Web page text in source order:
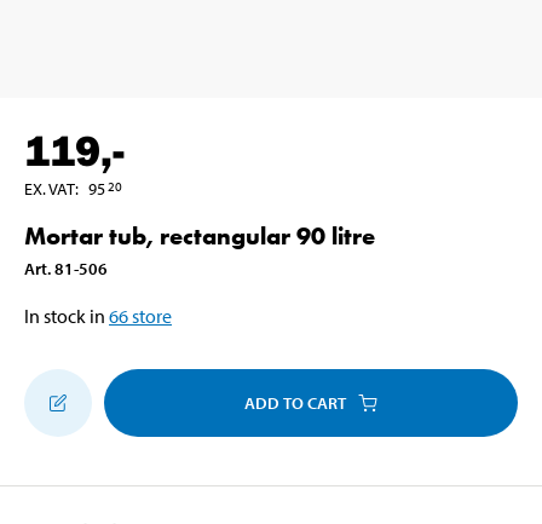
119,-
EX. VAT: 9520
Mortar tub, rectangular 90 litre
Art.81-506
In stock in 66store
ADD TO CART